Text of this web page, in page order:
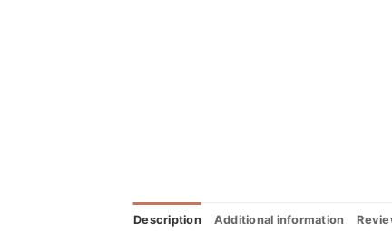
Description Additional information